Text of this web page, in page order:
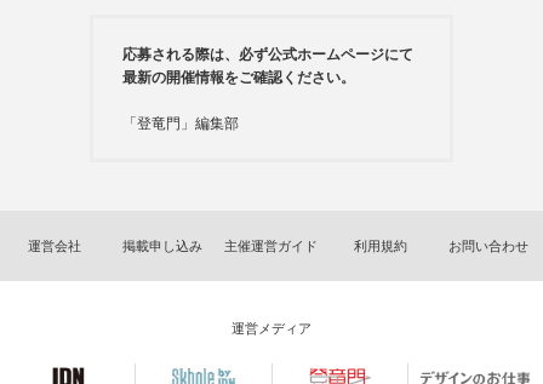
応募される際は、必ず公式ホームページにて
最新の開催情報をご確認ください。
「登竜門」編集部
運営会社 掲載申し込み 主催運営ガイド 利用規約 お問い合わせ
運営メディア